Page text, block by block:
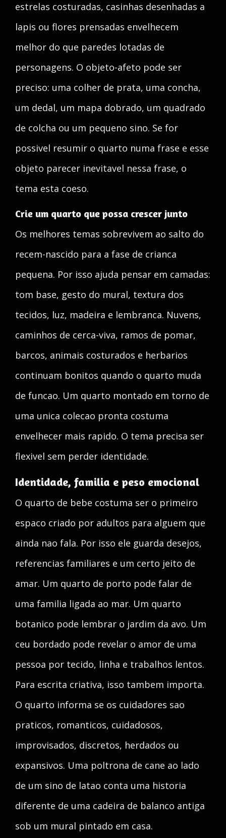
estrelas costuradas, casinhas desenhadas a
lapis ou flores prensadas envelhecem
melhor do que paredes lotadas de
personagens. O objeto-afeto pode ser
preciso: uma colher de prata, uma concha,
um dedal, um mapa dobrado, um quadrado
de colcha ou um pequeno sino. Se for
possivel resumir o quarto numa frase e esse
objeto parecer inevitavel nessa frase, o
tema esta coeso.
Crie um quarto que possa crescer junto
Os melhores temas sobrevivem ao salto do
recem-nascido para a fase de crianca
pequena. Por isso ajuda pensar em camadas:
tom base, gesto do mural, textura dos
tecidos, luz, madeira e lembranca. Nuvens,
caminhos de cerca-viva, ramos de pomar,
barcos, animais costurados e herbarios
continuam bonitos quando o quarto muda
de funcao. Um quarto montado em torno de
uma unica colecao pronta costuma
envelhecer mais rapido. O tema precisa ser
flexivel sem perder identidade.
Identidade, familia e peso emocional
O quarto de bebe costuma ser o primeiro
espaco criado por adultos para alguem que
ainda nao fala. Por isso ele guarda desejos,
referencias familiares e um certo jeito de
amar. Um quarto de porto pode falar de
uma familia ligada ao mar. Um quarto
botanico pode lembrar o jardim da avo. Um
ceu bordado pode revelar o amor de uma
pessoa por tecido, linha e trabalhos lentos.
Para escrita criativa, isso tambem importa.
O quarto informa se os cuidadores sao
praticos, romanticos, cuidadosos,
improvisados, discretos, herdados ou
expansivos. Uma poltrona de cane ao lado
de um sino de latao conta uma historia
diferente de uma cadeira de balanco antiga
sob um mural pintado em casa.